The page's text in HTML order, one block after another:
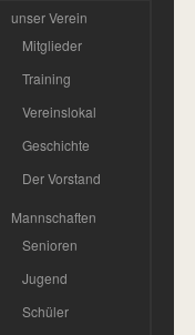
unser Verein
Mitglieder
Training
Vereinslokal
Geschichte
Der Vorstand
Mannschaften
Senioren
Jugend
Schüler